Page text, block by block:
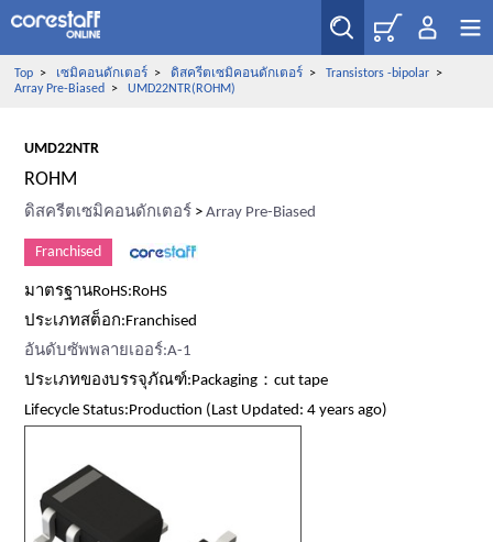
Top> เซมิคอนดักเตอร์> ดิสครีตเซมิคอนดักเตอร์> Transistors -bipolar>
Array Pre-Biased > UMD22NTR(ROHM)
UMD22NTR
ROHM
ดิสครีตเซมิคอนดักเตอร์ >Array Pre-Biased
Franchised
มาตรฐานRoHS:RoHS
ประเภทสต็อก:Franchised
อันดับซัพพลายเออร์:A-1
ประเภทของบรรจุภัณฑ์:Packaging：cut tape
Lifecycle Status:Production (Last Updated: 4 years ago)